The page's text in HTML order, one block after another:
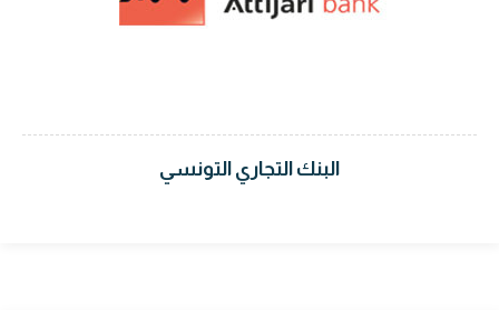
البنك التجاري التونسي